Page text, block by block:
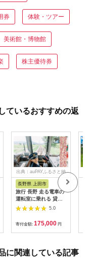
券 体験・ツアー
美術館・博物館
株主優待券
ているおすすめの返
出典：auPAYふるさと納
長野県 上田市
旅行 長野 走る電車の
運転室に乗れる 貸切
列車でお仕事体験 体
験 チケット 電車 鉄道
列車 サービス 子供 子
ども こども 家族 長野
県
5.0
寄付金額: 175,000 円
に関連している記事